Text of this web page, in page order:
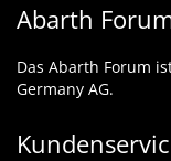
Abarth
Das Abarth Forum
Germany AG.